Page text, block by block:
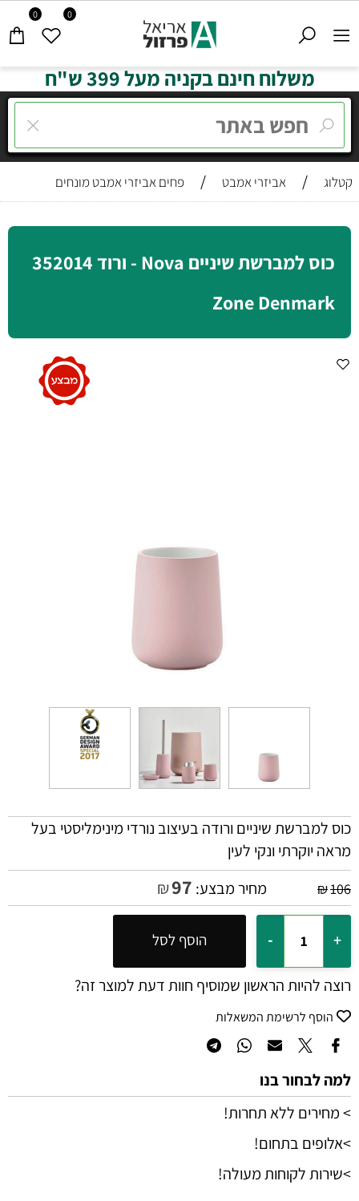
0 0
משלוח חינם בקניה מעל 399 ש"ח
קטלוג / אביזרי אמבט / פחים אביזרי אמבט מונחים
כוס למברשת שיניים Nova - ורוד 352014
Zone Denmark
כוס למברשת שיניים ורודה בעיצוב נורדי מינימליסטי בעל
מראה יוקרתי ונקי לעין
₪106 מחיר מבצע: ₪97
הוסף לסל
רוצה להיות הראשון שמוסיף חוות דעת למוצר זה?
הוסף לרשימת המשאלות
למה לבחור בנו
> מחירים ללא תחרות!
>אלופים בתחום!
>שירות לקוחות מעולה!